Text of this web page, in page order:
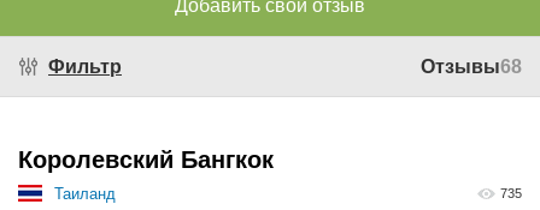
Добавить свой отзыв
Фильтр Отзывы68
Королевский Бангкок
Таиланд 735